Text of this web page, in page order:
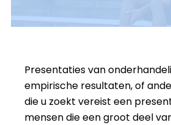
Presentaties van
empirische resultaten, of
die u zoekt vereist een
mensen die een groot deel